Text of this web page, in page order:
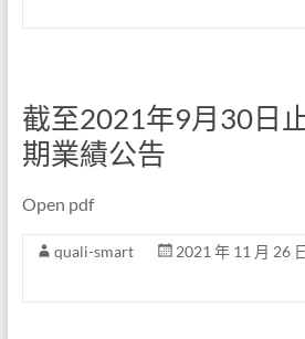
截至2021年9月30日
期業績公告
Open pdf
quali-smart 2021 年 11 月 26